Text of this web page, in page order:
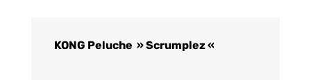
KONG Peluche » Scrumplez «